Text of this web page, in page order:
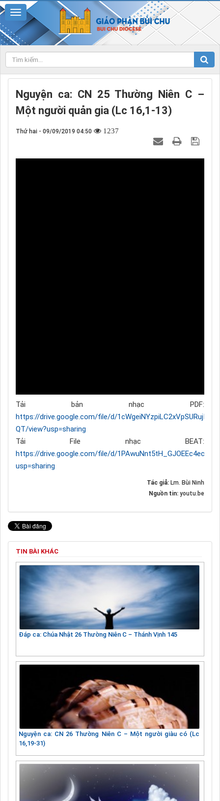
Nguyện ca: CN 25 Thường Niên C –
Một người quản gia (Lc 16,1-13)
Thứ hai - 09/09/2019 04:50 1237
Tải bản nhạc PDF:
https://drive.google.com/file/d/
QT/view?usp=sharing
Tải File nhạc BEAT:
https://drive.google.com/file/d/
usp=sharing
Tác giả: Lm. Bùi Ninh
Nguồn tin: youtu.be
TIN BÀI KHÁC
Đáp ca: Chúa Nhật 26 Thường Niên C – Thánh Vịnh 145
Nguyện ca: CN 26 Thường Niên C – Một người giàu có (Lc
16,19-31)